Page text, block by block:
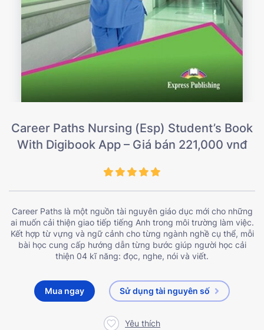
Career Paths Nursing (Esp) Student’s Book
With Digibook App – Giá bán 221,000 vnđ
Career Paths là một nguồn tài nguyên giáo dục mới cho những
ai muốn cải thiện giao tiếp tiếng Anh trong môi trường làm việc.
Kết hợp từ vựng và ngữ cảnh cho từng ngành nghề cụ thể, mỗi
bài học cung cấp hướng dẫn từng bước giúp người học cải
thiện 04 kĩ năng: đọc, nghe, nói và viết.
Mua ngay Sử dụng tài nguyên số
Yêu thích